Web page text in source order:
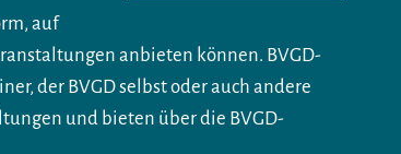
auf
anbieten können. BVGD-
der BVGD selbst oder auch andere
und bieten über die BVGD-